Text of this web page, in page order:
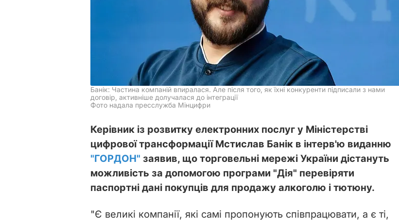
Банік: Частина компаній впиралася. Але після того, як їхні конкуренти підписали з нами
договір, активніше долучалася до інтеграції
Фото надала пресслужба Мінцифри
Керівник із розвитку електронних послуг у Міністерстві
цифрової трансформації Мстислав Банік в інтерв'ю виданню
"ГОРДОН" заявив, що торговельні мережі України дістануть
можливість за допомогою програми "Дія" перевіряти
паспортні дані покупців для продажу алкоголю і тютюну.
"Є великі компанії, які самі пропонують співпрацювати, а є ті,